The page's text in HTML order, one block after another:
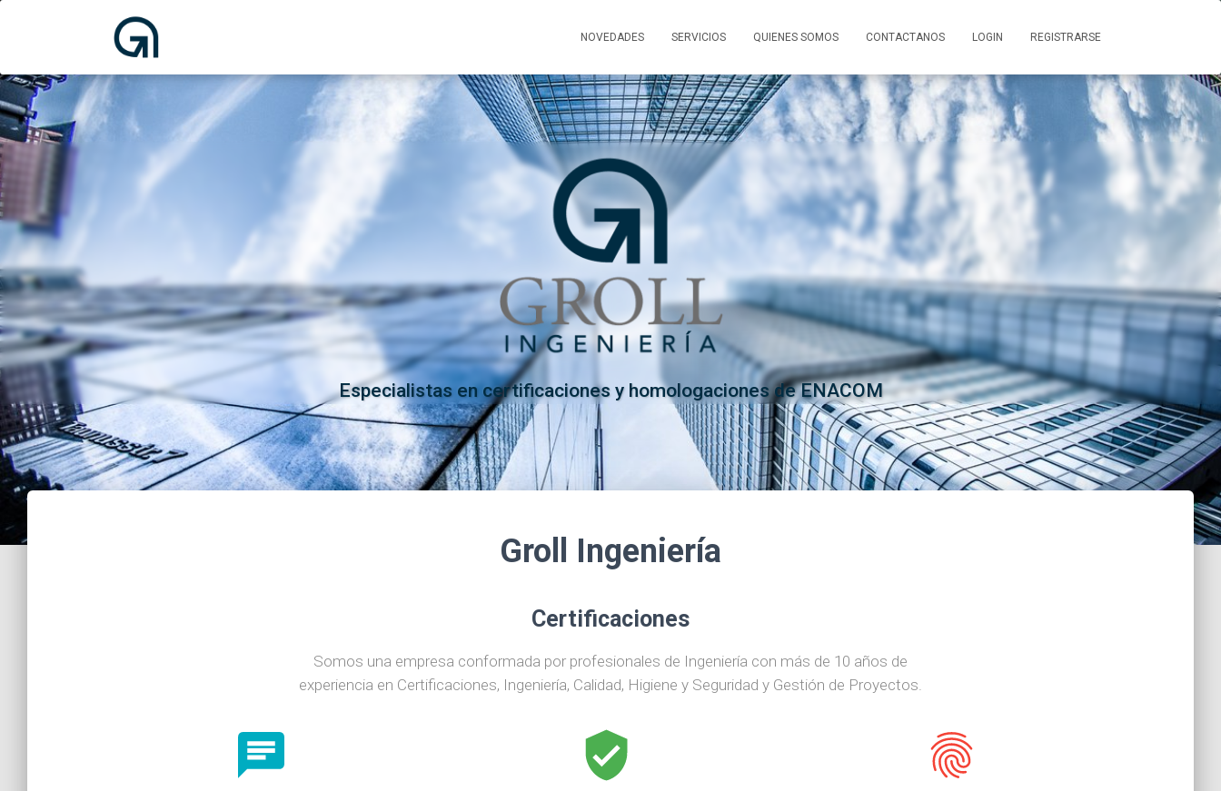
NOVEDADES SERVICIOS QUIENES SOMOS CONTACTANOS LOGIN REGISTRARSE
Especialistas en certificaciones y homologaciones de ENACOM
Groll Ingeniería
Certificaciones
Somos una empresa conformada por profesionales de Ingeniería con más de 10 años de
experiencia en Certificaciones, Ingeniería, Calidad, Higiene y Seguridad y Gestión de Proyectos.